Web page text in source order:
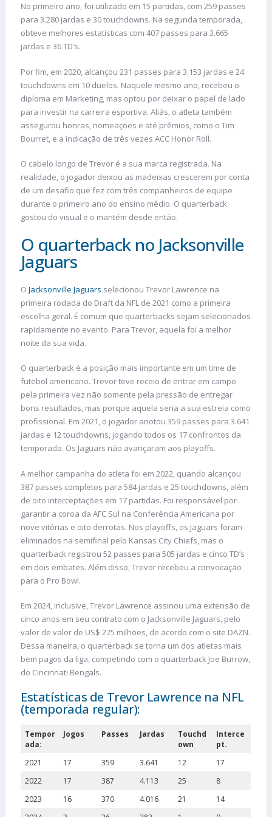
No primeiro ano, foi utilizado em 15 partidas, com 259 passes
para 3.280 jardas e 30 touchdowns. Na segunda temporada,
obteve melhores estatísticas com 407 passes para 3.665
jardas e 36 TD’s.
Por fim, em 2020, alcançou 231 passes para 3.153 jardas e 24
touchdowns em 10 duelos. Naquele mesmo ano, recebeu o
diploma em Marketing, mas optou por deixar o papel de lado
para investir na carreira esportiva. Aliás, o atleta também
assegurou honras, nomeações e até prêmios, como o Tim
Bourret, e a indicação de três vezes ACC Honor Roll.
O cabelo longo de Trevor é a sua marca registrada. Na
realidade, o jogador deixou as madeixas crescerem por conta
de um desafio que fez com três companheiros de equipe
durante o primeiro ano do ensino médio. O quarterback
gostou do visual e o mantém desde então.
O quarterback no Jacksonville
Jaguars
O Jacksonville Jaguars selecionou Trevor Lawrence na
primeira rodada do Draft da NFL de 2021 como a primeira
escolha geral. É comum que quarterbacks sejam selecionados
rapidamente no evento. Para Trevor, aquela foi a melhor
noite da sua vida.
O quarterback é a posição mais importante em um time de
futebol americano. Trevor teve receio de entrar em campo
pela primeira vez não somente pela pressão de entregar
bons resultados, mas porque aquela seria a sua estreia como
profissional. Em 2021, o jogador anotou 359 passes para 3.641
jardas e 12 touchdowns, jogando todos os 17 confrontos da
temporada. Os Jaguars não avançaram aos playoffs.
A melhor campanha do atleta foi em 2022, quando alcançou
387 passes completos para 584 jardas e 25 touchdowns, além
de oito interceptações em 17 partidas. Foi responsável por
garantir a coroa da AFC Sul na Conferência Americana por
nove vitórias e oito derrotas. Nos playoffs, os Jaguars foram
eliminados na semifinal pelo Kansas City Chiefs, mas o
quarterback registrou 52 passes para 505 jardas e cinco TD’s
em dois embates. Além disso, Trevor recebeu a convocação
para o Pro Bowl.
Em 2024, inclusive, Trevor Lawrence assinou uma extensão de
cinco anos em seu contrato com o Jacksonville Jaguars, pelo
valor de valor de US$ 275 milhões, de acordo com o site DAZN.
Dessa maneira, o quarterback se torna um dos atletas mais
bem pagos da liga, competindo com o quarterback Joe Burrow,
do Cincinnati Bengals.
Estatísticas de Trevor Lawrence na NFL
(temporada regular):
Tempor
ada:
Jogos Passes Jardas
Touchd
own
Interce
pt.
2021
17 359 3.641 12
17
2022
17 387 4.113 25
8
2023
16 370 4.016 21
14